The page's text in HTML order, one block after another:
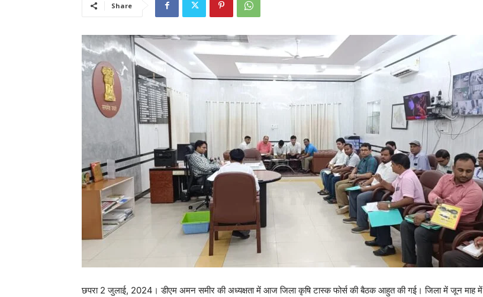
Share
छपरा 2 जुलाई, 2024। डीएम अमन समीर की अध्यक्षता में आज जिला कृषि टास्क फोर्स की बैठक आहुत की गई। जिला में जून माह में